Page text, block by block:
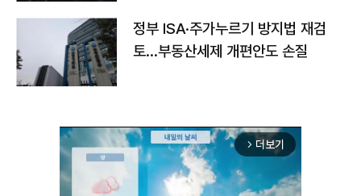
정부 ISA·주가누르기 방지법 재검
토…부동산세제 개편안도 손질
arrow_forward_ios 더보기